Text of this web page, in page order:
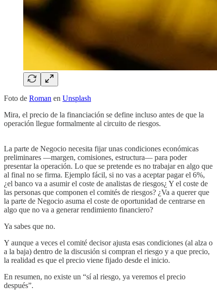
Foto de Roman en Unsplash
Mira, el precio de la financiación se define incluso antes de que la
operación llegue formalmente al circuito de riesgos.
La parte de Negocio necesita fijar unas condiciones económicas
preliminares —margen, comisiones, estructura— para poder
presentar la operación. Lo que se pretende es no trabajar en algo que
al final no se firma. Ejemplo fácil, si no vas a aceptar pagar el 6%,
¿el banco va a asumir el coste de analistas de riesgos¿ Y el coste de
las personas que componen el comités de riesgos? ¿Va a querer que
la parte de Negocio asuma el coste de oportunidad de centrarse en
algo que no va a generar rendimiento financiero?
Ya sabes que no.
Y aunque a veces el comité decisor ajusta esas condiciones (al alza o
a la baja) dentro de la discusión si compran el riesgo y a que precio,
la realidad es que el precio viene fijado desde el inicio.
En resumen, no existe un “sí al riesgo, ya veremos el precio
después”.